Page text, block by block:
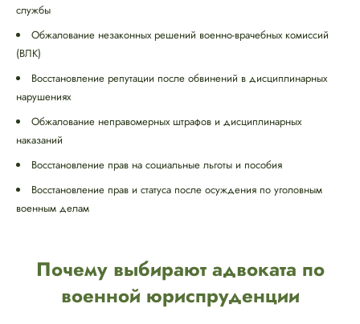
службы
Обжалование незаконных решений военно-врачебных комиссий
(ВЛК)
Восстановление репутации после обвинений в дисциплинарных
нарушениях
Обжалование неправомерных штрафов и дисциплинарных
наказаний
Восстановление прав на социальные льготы и пособия
Восстановление прав и статуса после осуждения по уголовным
военным делам
Почему выбирают адвоката по
военной юриспруденции